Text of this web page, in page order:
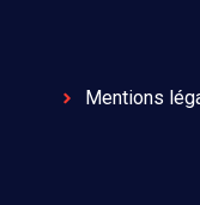
Mentions